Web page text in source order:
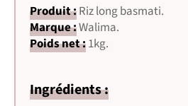
Produit :Riz long basmati.
Marque :Walima.
Poids net :1kg.
Ingrédients :